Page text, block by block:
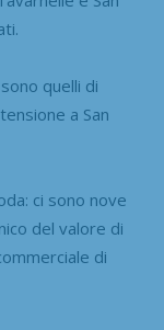
quelli di
a San
ci sono nove
del valore di
di